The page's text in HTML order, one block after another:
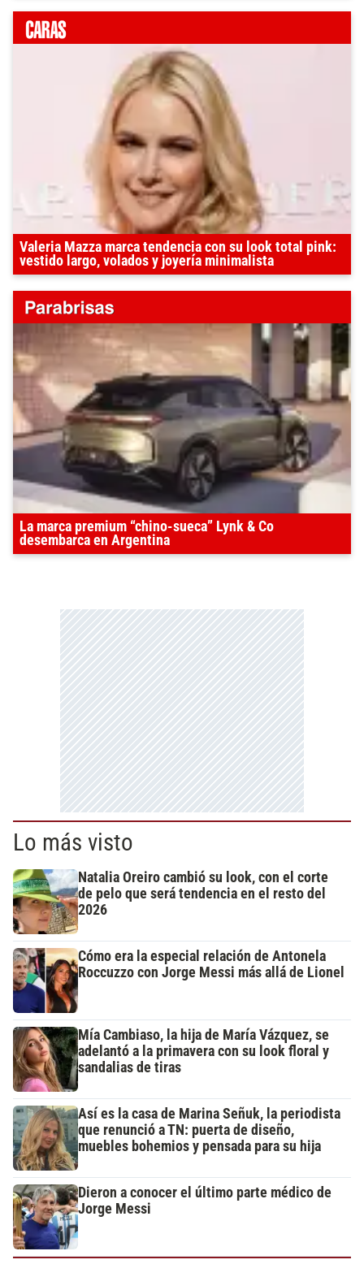
Valeria Mazza marca tendencia con su look total pink:
vestido largo, volados y joyería minimalista
La marca premium “chino-sueca” Lynk & Co
desembarca en Argentina
Lo más visto
Natalia Oreiro cambió su look, con el corte
de pelo que será tendencia en el resto del
2026
Cómo era la especial relación de Antonela
Roccuzzo con Jorge Messi más allá de Lionel
Mía Cambiaso, la hija de María Vázquez, se
adelantó a la primavera con su look floral y
sandalias de tiras
Así es la casa de Marina Señuk, la periodista
que renunció a TN: puerta de diseño,
muebles bohemios y pensada para su hija
Dieron a conocer el último parte médico de
Jorge Messi